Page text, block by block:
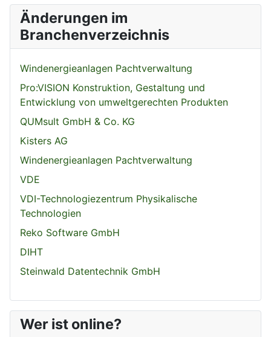
Änderungen im
Branchenverzeichnis
Windenergieanlagen Pachtverwaltung
Pro:VISION Konstruktion, Gestaltung und
Entwicklung von umweltgerechten Produkten
QUMsult GmbH & Co. KG
Kisters AG
Windenergieanlagen Pachtverwaltung
VDE
VDI-Technologiezentrum Physikalische
Technologien
Reko Software GmbH
DIHT
Steinwald Datentechnik GmbH
Wer ist online?